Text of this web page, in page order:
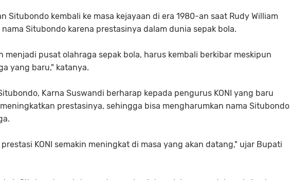
Situbondo kembali ke masa kejayaan di era 1980-an saat Rudy William
Situbondo karena prestasinya dalam dunia sepak bola.
menjadi pusat olahraga sepak bola, harus kembali berkibar meskipun
yang baru," katanya.
Karna Suswandi berharap kepada pengurus KONI yang baru
prestasinya, sehingga bisa mengharumkan nama Situbondo
KONI semakin meningkat di masa yang akan datang," ujar Bupati